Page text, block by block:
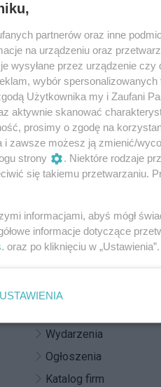
Kinem Letnim w
kina letniego w
Wygodne leżaki,
przyciągnęły już ponad
chmurką kolejny miesiąc
zaprasza na
1
Reklama
O nas
Regulamin
Wydarzenia
Ogłoszenia
Katalog firm
partnerów oraz inne
na urządzeniu oraz
wysyłane przez urządzenie
wybór
Użytkownika my i Zaufani
aktywnie skanować
prosimy o zgodę na
i zawsze możesz ją zmienić/
strony
. Niektóre rodzaje
się takiemu przetwarzaniu.
informacjami, abyś mógł
informacje dotyczące
. oraz po kliknięciu w „Ustawienia”.
USTAWIENIA